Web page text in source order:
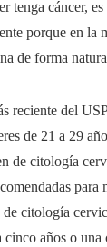
tenga cáncer,
porque en la
de forma
reciente del
de 21 a 29
de citología
para
citología
cinco años o